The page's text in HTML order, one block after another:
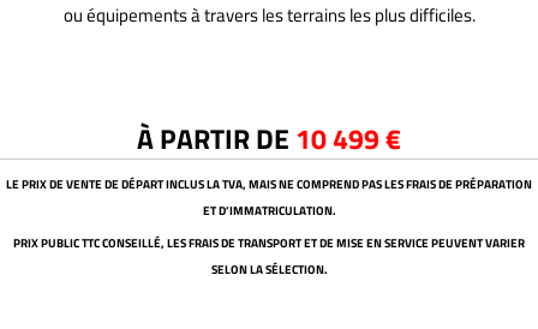
ou équipements à travers les terrains les plus difficiles.
À PARTIR DE 10 499 €
LE PRIX DE VENTE DE DÉPART INCLUS LA TVA, MAIS NE COMPREND PAS LES FRAIS DE PRÉPARATION
ET D’IMMATRICULATION.
PRIX PUBLIC TTC CONSEILLÉ, LES FRAIS DE TRANSPORT ET DE MISE EN SERVICE PEUVENT VARIER
SELON LA SÉLECTION.